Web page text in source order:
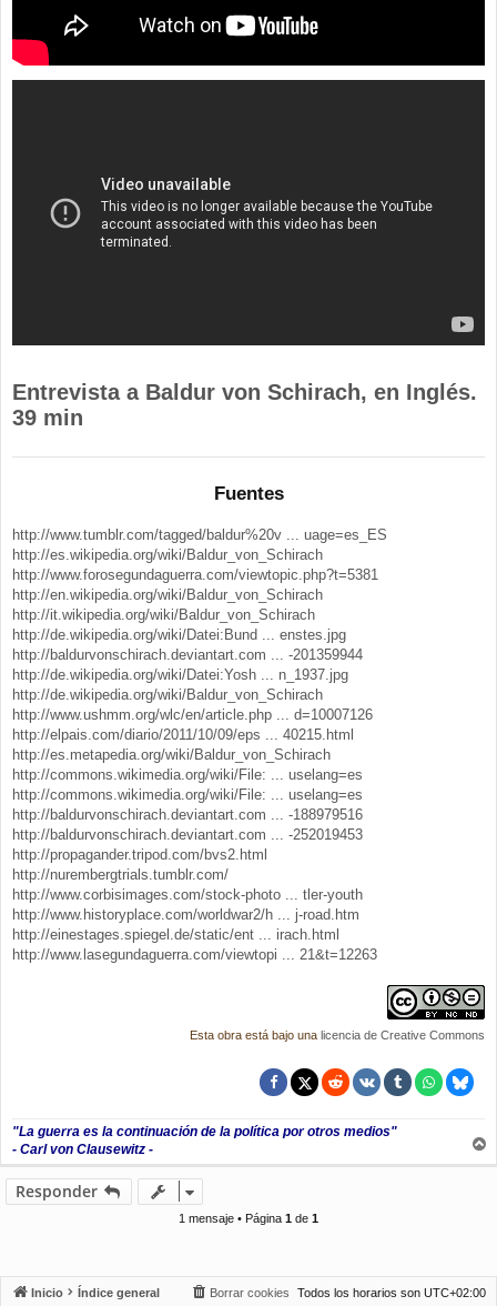
Entrevista a Baldur von Schirach, en Inglés.
39 min
Fuentes
http://www.tumblr.com/tagged/baldur%20v ... uage=es_ES
http://es.wikipedia.org/wiki/Baldur_von_Schirach
http://www.forosegundaguerra.com/viewtopic.php?t=5381
http://en.wikipedia.org/wiki/Baldur_von_Schirach
http://it.wikipedia.org/wiki/Baldur_von_Schirach
http://de.wikipedia.org/wiki/Datei:Bund ... enstes.jpg
http://baldurvonschirach.deviantart.com ... -201359944
http://de.wikipedia.org/wiki/Datei:Yosh ... n_1937.jpg
http://de.wikipedia.org/wiki/Baldur_von_Schirach
http://www.ushmm.org/wlc/en/article.php ... d=10007126
http://elpais.com/diario/2011/10/09/eps ... 40215.html
http://es.metapedia.org/wiki/Baldur_von_Schirach
http://commons.wikimedia.org/wiki/File: ... uselang=es
http://commons.wikimedia.org/wiki/File: ... uselang=es
http://baldurvonschirach.deviantart.com ... -188979516
http://baldurvonschirach.deviantart.com ... -252019453
http://propagander.tripod.com/bvs2.html
http://nurembergtrials.tumblr.com/
http://www.corbisimages.com/stock-photo ... tler-youth
http://www.historyplace.com/worldwar2/h ... j-road.htm
http://einestages.spiegel.de/static/ent ... irach.html
http://www.lasegundaguerra.com/viewtopi ... 21&t=12263
Esta obra está bajo una licencia de Creative Commons
"La guerra es la continuación de la política por otros medios"
- Carl von Clausewitz -
r
Responder
1 mensaje • Página 1 de 1
Inicio Índice general Todos los horarios son UTC+02:00
Borrar cookies